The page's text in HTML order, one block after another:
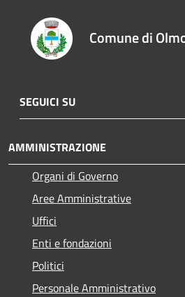
Comune di
SEGUICI SU
AMMINISTRAZIONE
Organi di Governo
Aree Amministrative
Uffici
Enti e fondazioni
Politici
Personale Amministrativo